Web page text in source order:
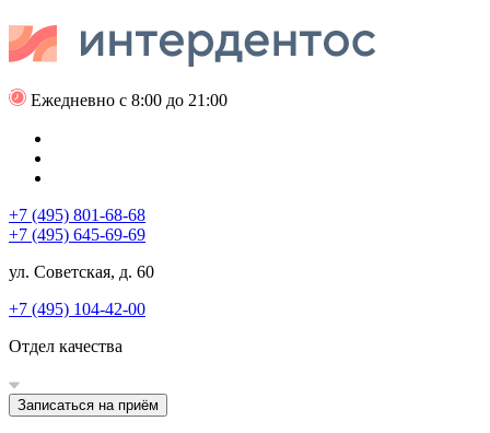
Ежедневно с 8:00 до 21:00
+7 (495) 801-68-68
+7 (495) 645-69-69
ул. Советская, д. 60
+7 (495) 104-42-00
Отдел качества
Записаться на приём